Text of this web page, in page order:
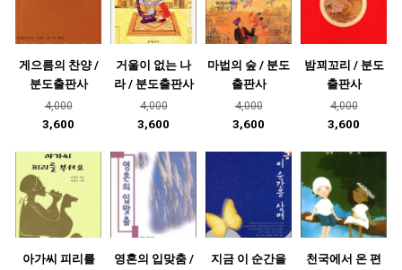
게으름의 찬양 /
분도출판사
4,000
3,600
거울이 없는 나
라 / 분도출판사
4,000
3,600
마법의 숲 / 분도
출판사
4,000
3,600
밤꾀꼬리 / 분도
출판사
4,000
3,600
아가씨 피리를
영혼의 입맞춤 /
지금 이 순간을
천국에서 온 편